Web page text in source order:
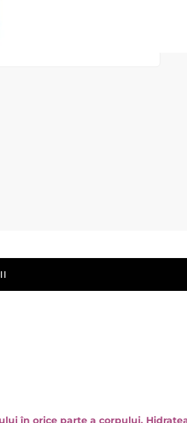
în orice parte a corpului.